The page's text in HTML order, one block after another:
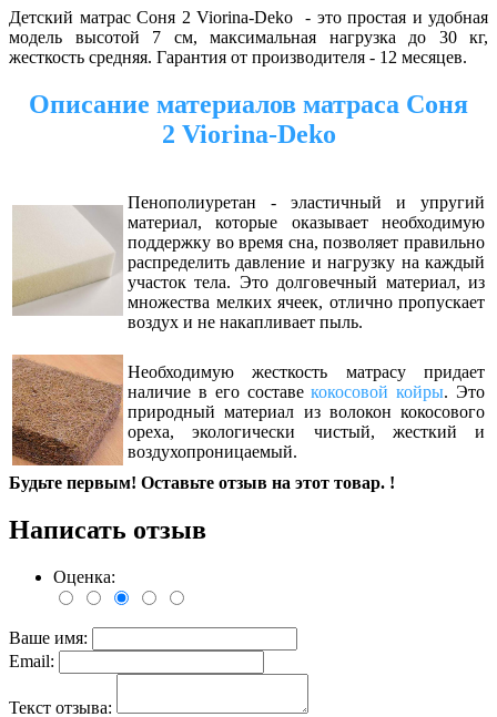
Детский матрас Соня 2 Viorina-Deko - это простая и удобная
модель высотой 7 см, максимальная нагрузка до 30 кг,
жесткость средняя. Гарантия от производителя - 12 месяцев.
Описание материалов матраса Соня
2 Viorina-Deko
Пенополиуретан - эластичный и упругий
материал, которые оказывает необходимую
поддержку во время сна, позволяет правильно
распределить давление и нагрузку на каждый
участок тела. Это долговечный материал, из
множества мелких ячеек, отлично пропускает
воздух и не накапливает пыль.
Необходимую жесткость матрасу придает
наличие в его составекокосовой койры. Это
природный материал из волокон кокосового
ореха, экологически чистый, жесткий и
воздухопроницаемый.
Будьте первым! Оставьте отзыв на этот товар. !
Написать отзыв
Оценка:
Ваше имя:
Email:
Текст отзыва: